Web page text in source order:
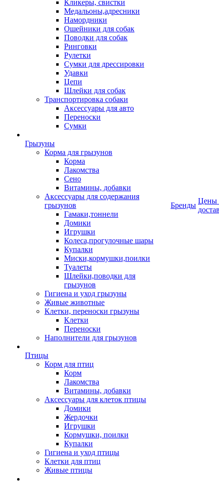
Кликеры, свистки
Медальоны,адресники
Намордники
Ошейники для собак
Поводки для собак
Ринговки
Рулетки
Сумки для дрессировки
Удавки
Цепи
Шлейки для собак
Транспортировка собаки
Аксессуары для авто
Переноски
Сумки
Грызуны
Корма для грызунов
Корма
Лакомства
Сено
Витамины, добавки
Аксессуары для содержания
грызунов
Гамаки,тоннели
Домики
Игрушки
Колеса,прогулочные шары
Купалки
Миски,кормушки,поилки
Туалеты
Шлейки,поводки для
грызунов
Гигиена и уход грызуны
Живые животные
Клетки, переноски грызуны
Клетки
Переноски
Наполнители для грызунов
Птицы
Корм для птиц
Корм
Лакомства
Витамины, добавки
Аксессуары для клеток птицы
Домики
Жердочки
Игрушки
Кормушки, поилки
Купалки
Гигиена и уход птицы
Клетки для птиц
Живые птицы
Бренды
Цены